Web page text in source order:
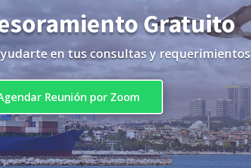
Gratuito
en tus consultas y requerimientos
Reunión por Zoom